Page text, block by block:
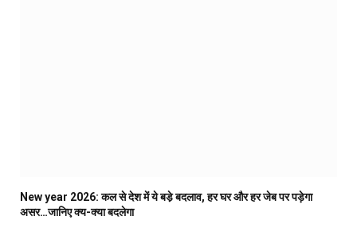
New year 2026: कल से देश में ये बडे़ बदलाव, हर घर और हर जेब पर पड़ेगा
असर…जानिए क्य-क्या बदलेगा